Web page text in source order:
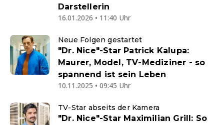
Darstellerin
16.01.2026 • 11:40 Uhr
Neue Folgen gestartet
"Dr. Nice"-Star Patrick Kalupa:
Maurer, Model, TV-Mediziner - so
spannend ist sein Leben
10.11.2025 • 09:45 Uhr
TV-Star abseits der Kamera
"Dr. Nice"-Star Maximilian Grill: So